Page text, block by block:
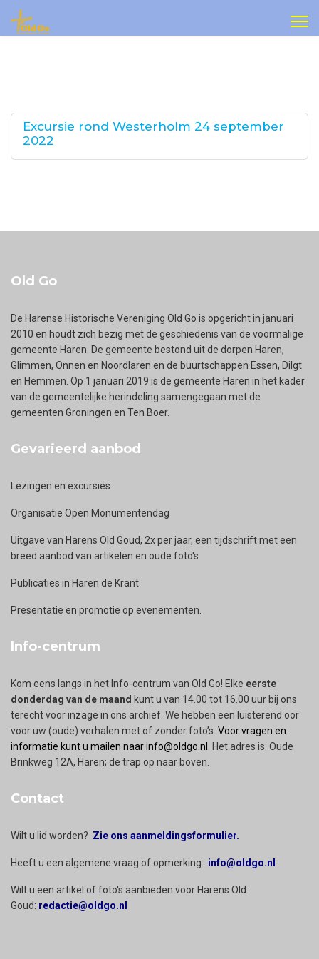
Excursie rond Westerholm 24 september
2022
Old Go
De Harense Historische Vereniging Old Go is opgericht in januari
2010 en houdt zich bezig met de geschiedenis van de voormalige
gemeente Haren. De gemeente bestond uit de dorpen Haren,
Glimmen, Onnen en Noordlaren en de buurtschappen Essen, Dilgt
en Hemmen. Op 1 januari 2019 is de gemeente Haren in het kader
van de gemeentelijke herindeling samengegaan met de
gemeenten Groningen en Ten Boer.
Gevarieerd aanbod
Lezingen en excursies
Organisatie Open Monumentendag
Uitgave van Harens Old Goud, 2x per jaar, een tijdschrift met een
breed aanbod van artikelen en oude foto's
Publicaties in Haren de Krant
Presentatie en promotie op evenementen.
Info-centrum
Kom eens langs in het Info-centrum van Old Go! Elke eerste
donderdag van de maand kunt u van 14.00 tot 16.00 uur bij ons
terecht voor inzage in ons archief. We hebben een luisterend oor
voor uw (oude) verhalen met of zonder foto’s. Voor vragen en
informatie kunt u mailen naar info@oldgo.nl
. Het adres is: Oude
Brinkweg 12A, Haren; de trap op naar boven.
Contact
Wilt u lid worden? Zie ons aanmeldingsformulier.
Heeft u een algemene vraag of opmerking: info@oldgo.nl
Wilt u een artikel of foto's aanbieden voor Harens Old
Goud: redactie@oldgo.nl